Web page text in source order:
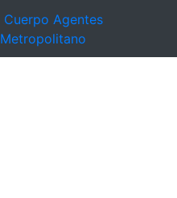
Cuerpo Agentes
Metropolitano